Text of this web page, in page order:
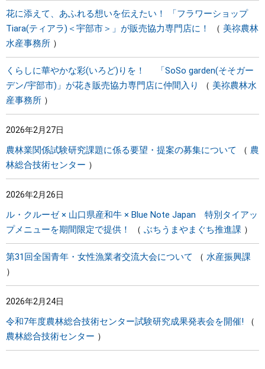
花に添えて、あふれる想いを伝えたい！ 「フラワーショップ
Tiara(ティアラ)＜宇部市＞」が販売協力専門店に！
美祢農林
水産事務所
くらしに華やかな彩(いろど)りを！ 「SoSo garden(そそガー
デン/宇部市)」が花き販売協力専門店に仲間入り
美祢農林水
産事務所
2026年2月27日
農林業関係試験研究課題に係る要望・提案の募集について
農
林総合技術センター
2026年2月26日
ル・クルーゼ × 山口県産和牛 × Blue Note Japan 特別タイアッ
プメニューを期間限定で提供！
ぶちうまやまぐち推進課
第31回全国青年・女性漁業者交流大会について 水産振興課
2026年2月24日
令和7年度農林総合技術センター試験研究成果発表会を開催!
農林総合技術センター